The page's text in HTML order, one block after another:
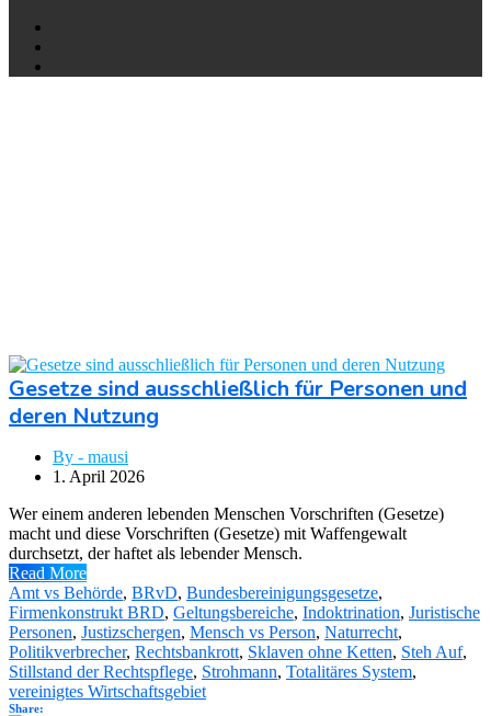
Gesetze sind ausschließlich für Personen und
deren Nutzung
By - mausi
1. April 2026
Wer einem anderen lebenden Menschen Vorschriften (Gesetze)
macht und diese Vorschriften (Gesetze) mit Waffengewalt
durchsetzt, der haftet als lebender Mensch.
Read More
Amt vs Behörde, BRvD, Bundesbereinigungsgesetze,
Firmenkonstrukt BRD, Geltungsbereiche, Indoktrination, Juristische
Personen, Justizschergen, Mensch vs Person, Naturrecht,
Politikverbrecher, Rechtsbankrott, Sklaven ohne Ketten, Steh Auf,
Stillstand der Rechtspflege, Strohmann, Totalitäres System,
vereinigtes Wirtschaftsgebiet
Share: